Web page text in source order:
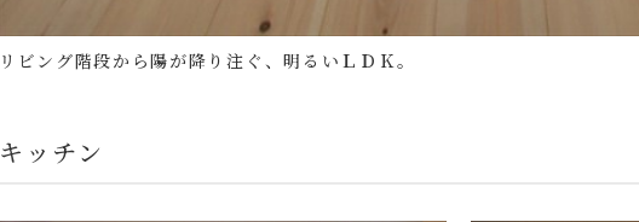
リビング階段から陽が降り注ぐ、明るいＬＤＫ。
キッチン